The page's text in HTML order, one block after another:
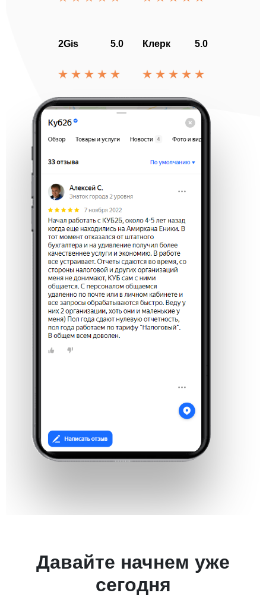
2Gis 5.0 Клерк 5.0
Давайте начнем уже
сегодня